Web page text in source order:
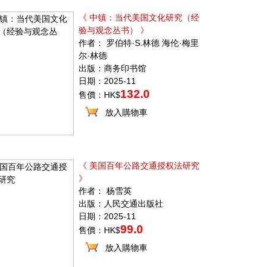
《 中镇：当代美国文化研究（经
验与观念丛书） 》
作者： 罗伯特·S.林德 海伦·梅里
尔·林德
出版：商务印书馆
日期：2025-11
售價：HK$132.0
放入購物車
《 美国百年公路交通授权法研究
》
作者： 杨雪英
出版：人民交通出版社
日期：2025-11
售價：HK$99.0
放入購物車